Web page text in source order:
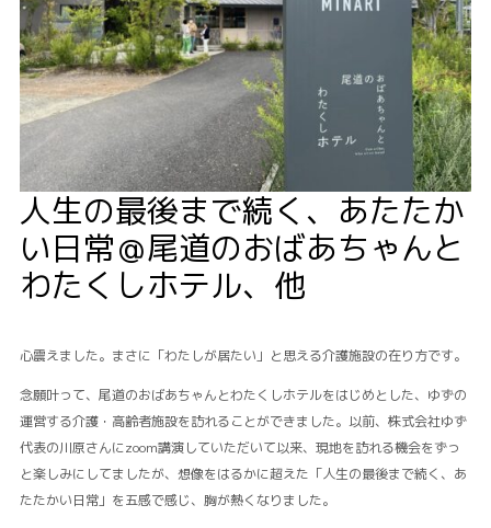
人生の最後まで続く、あたたか
い日常＠尾道のおばあちゃんと
わたくしホテル、他
心震えました。まさに「わたしが居たい」と思える介護施設の在り方です。
念願叶って、尾道のおばあちゃんとわたくしホテルをはじめとした、ゆずの
運営する介護・高齢者施設を訪れることができました。以前、株式会社ゆず
代表の川原さんにzoom講演していただいて以来、現地を訪れる機会をずっ
と楽しみにしてましたが、想像をはるかに超えた「人生の最後まで続く、あ
たたかい日常」を五感で感じ、胸が熱くなりました。